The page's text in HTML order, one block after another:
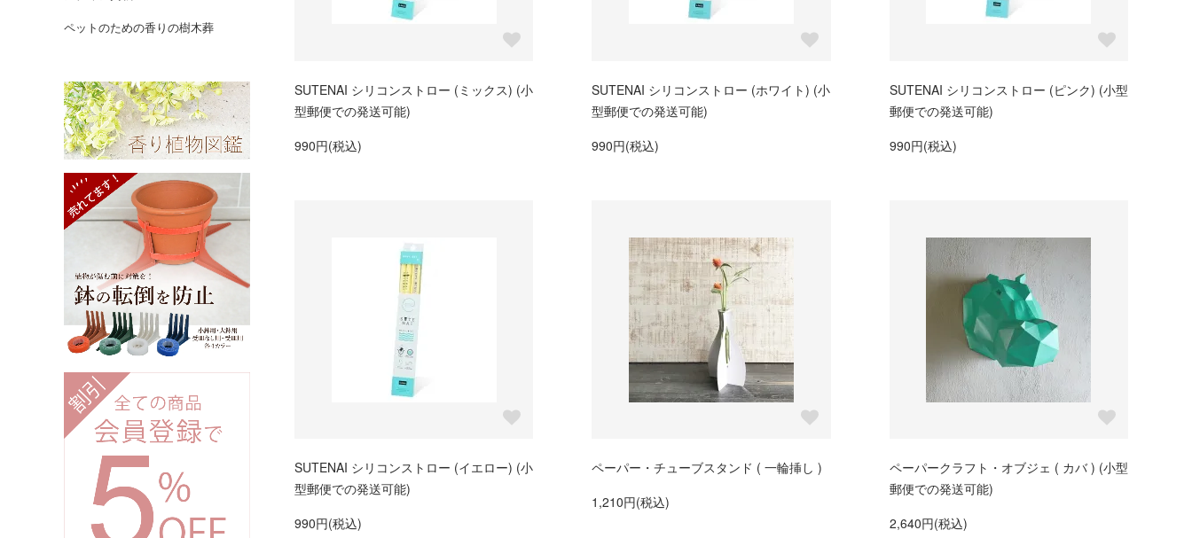
SUTENAI シリコンストロー (ミックス) (小
型郵便での発送可能)
990円(税込)
SUTENAI シリコンストロー (ホワイト) (小
型郵便での発送可能)
990円(税込)
SUTENAI シリコンストロー (ピンク) (小型
郵便での発送可能)
990円(税込)
SUTENAI シリコンストロー (イエロー) (小
型郵便での発送可能)
990円(税込)
ペーパー・チューブスタンド ( 一輪挿し )
1,210円(税込)
ペーパークラフト・オブジェ ( カバ ) (小型
郵便での発送可能)
2,640円(税込)
ペットのための香りの樹木葬